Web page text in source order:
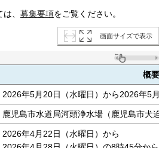
、 募集要項をご覧ください。
画面サイズで表示
概要
2026年5月20日（水曜日）から2026年5月
鹿児島市水道局河頭浄水場（鹿児島市犬迫
2026年4月22日（水曜日）から